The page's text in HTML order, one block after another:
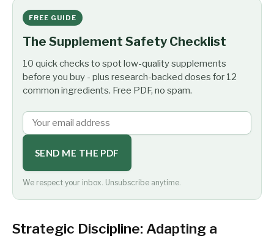
FREE GUIDE
The Supplement Safety Checklist
10 quick checks to spot low-quality supplements
before you buy - plus research-backed doses for 12
common ingredients. Free PDF, no spam.
SEND ME THE PDF
We respect your inbox. Unsubscribe anytime.
Strategic Discipline: Adapting a